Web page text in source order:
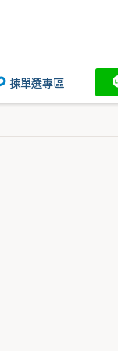
揀單選專區